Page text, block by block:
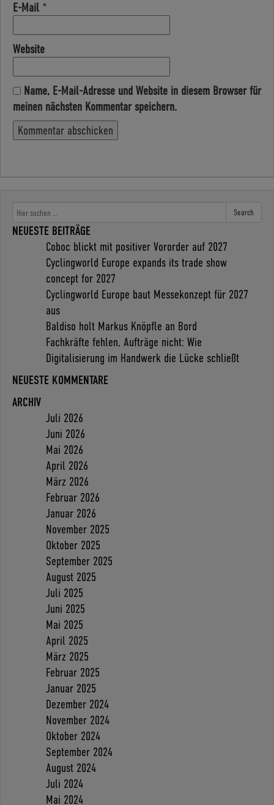
E-Mail *
Website
Name, E-Mail-Adresse und Website in diesem Browser für
meinen nächsten Kommentar speichern.
Search
NEUESTE BEITRÄGE
Coboc blickt mit positiver Vororder auf 2027
Cyclingworld Europe expands its trade show
concept for 2027
Cyclingworld Europe baut Messekonzept für 2027
aus
Baldiso holt Markus Knöpfle an Bord
Fachkräfte fehlen, Aufträge nicht: Wie
Digitalisierung im Handwerk die Lücke schließt
NEUESTE KOMMENTARE
ARCHIV
Juli 2026
Juni 2026
Mai 2026
April 2026
März 2026
Februar 2026
Januar 2026
November 2025
Oktober 2025
September 2025
August 2025
Juli 2025
Juni 2025
Mai 2025
April 2025
März 2025
Februar 2025
Januar 2025
Dezember 2024
November 2024
Oktober 2024
September 2024
August 2024
Juli 2024
Mai 2024